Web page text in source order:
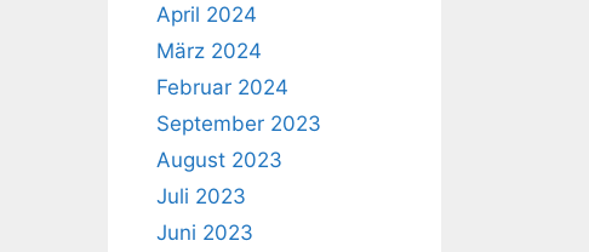
April 2024
März 2024
Februar 2024
September 2023
August 2023
Juli 2023
Juni 2023